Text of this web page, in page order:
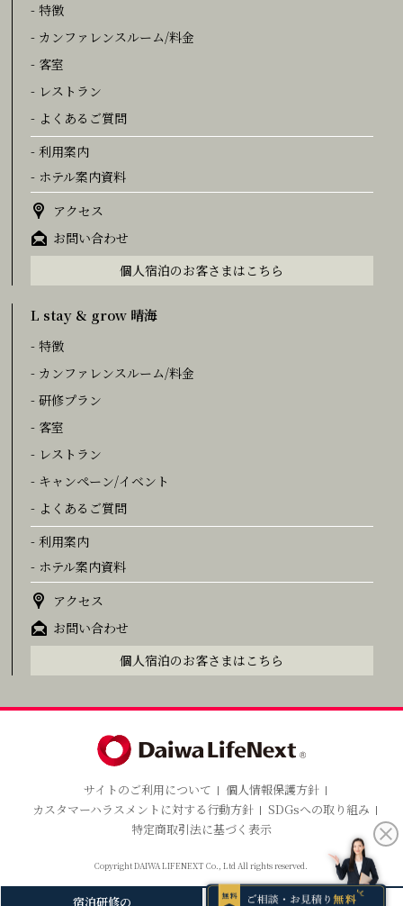
- 特徴
- カンファレンスルーム/料金
- 客室
- レストラン
- よくあるご質問
- 利用案内
- ホテル案内資料
アクセス
お問い合わせ
個人宿泊のお客さまはこちら
L stay & grow 晴海
- 特徴
- カンファレンスルーム/料金
- 研修プラン
- 客室
- レストラン
- キャンペーン/イベント
- よくあるご質問
- 利用案内
- ホテル案内資料
アクセス
お問い合わせ
個人宿泊のお客さまはこちら
サイトのご利用について
個人情報保護方針
カスタマーハラスメントに対する行動方針
SDGsへの取り組み
特定商取引法に基づく表示
Copyright DAIWA LIFENEXT Co., Ltd All rights reserved.
宿泊研修の 個人のお客さまの